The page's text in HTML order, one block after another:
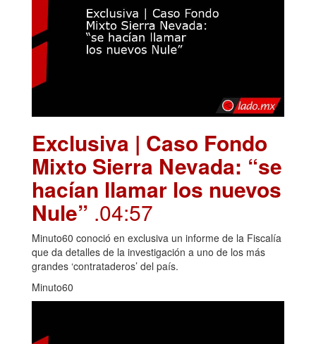
Exclusiva | Caso Fondo
Mixto Sierra Nevada: “se
hacían llamar los nuevos
Nule” .04:57
Minuto60 conoció en exclusiva un informe de la Fiscalía
que da detalles de la investigación a uno de los más
grandes ‘contrataderos’ del país.
Minuto60